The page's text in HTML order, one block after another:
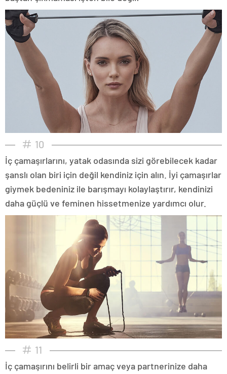
10
İç çamaşırlarını, yatak odasında sizi görebilecek kadar
şanslı olan biri için değil kendiniz için alın. İyi çamaşırlar
giymek bedeniniz ile barışmayı kolaylaştırır, kendinizi
daha güçlü ve feminen hissetmenize yardımcı olur.
11
İç çamaşırını belirli bir amaç veya partnerinize daha